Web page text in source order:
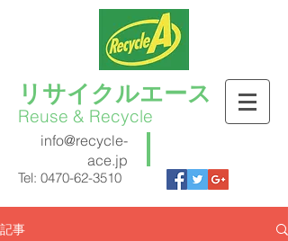
リサイクルエース
Reuse & Recycle
Tel: 0470-62-3510
info@recycle-
ace.jp
記事